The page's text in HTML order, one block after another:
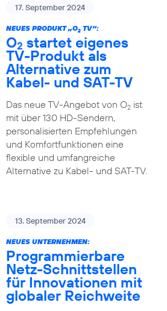
17. September 2024
NEUES PRODUKT „O2TV“:
O2 startet eigenes
TV-Produkt als
Alternative zum
Kabel- und SAT-TV
Das neue TV-Angebot von O2ist
mit über 130 HD-Sendern,
personalisierten Empfehlungen
und Komfortfunktionen eine
flexible und umfangreiche
Alternative zu Kabel- und SAT-TV.
13. September 2024
NEUES UNTERNEHMEN:
Programmierbare
Netz-Schnittstellen
für Innovationen mit
globaler Reichweite